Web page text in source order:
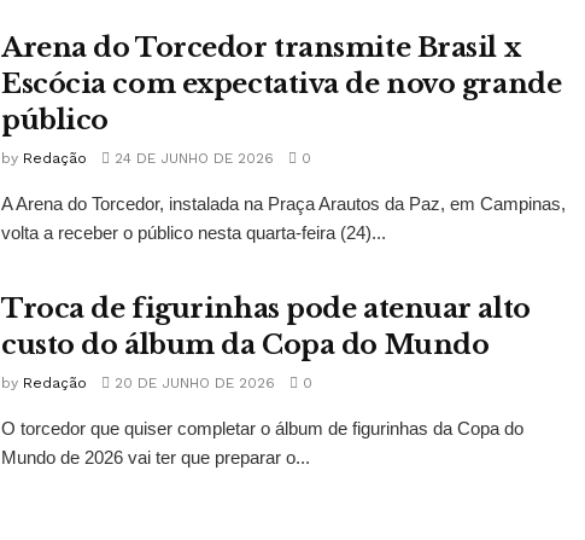
Arena do Torcedor transmite Brasil x
Escócia com expectativa de novo grande
público
by Redação 24 DE JUNHO DE 2026 0
A Arena do Torcedor, instalada na Praça Arautos da Paz, em Campinas,
volta a receber o público nesta quarta-feira (24)...
Troca de figurinhas pode atenuar alto
custo do álbum da Copa do Mundo
by Redação 20 DE JUNHO DE 2026 0
O torcedor que quiser completar o álbum de figurinhas da Copa do
Mundo de 2026 vai ter que preparar o...